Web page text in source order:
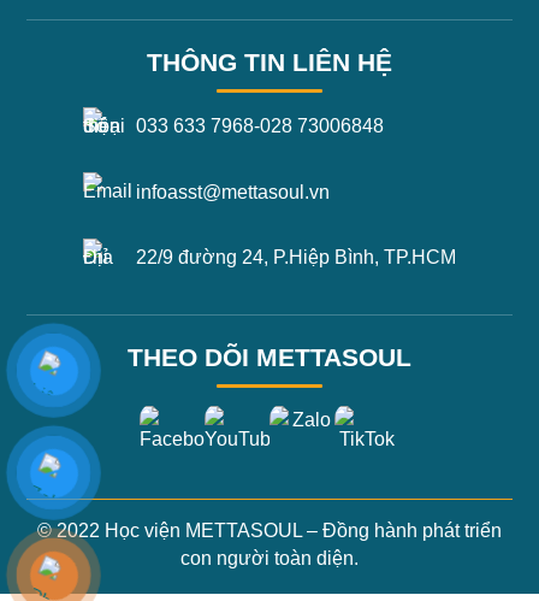
THÔNG TIN LIÊN HỆ
033 633 7968-028 73006848
infoasst@mettasoul.vn
22/9 đường 24, P.Hiệp Bình, TP.HCM
THEO DÕI METTASOUL
© 2022 Học viện METTASOUL – Đồng hành phát triển
con người toàn diện.